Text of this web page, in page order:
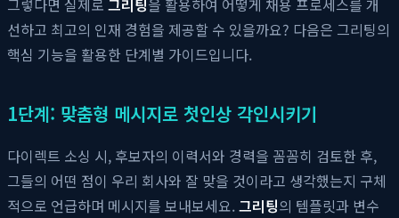
선하고 최고의 인재 경험을 제공할 수 있을까요? 다음은 그리팅의
핵심 기능을 활용한 단계별 가이드입니다.
1단계: 맞춤형 메시지로 첫인상 각인시키기
다이렉트 소싱 시, 후보자의 이력서와 경력을 꼼꼼히 검토한 후,
그들의 어떤 점이 우리 회사와 잘 맞을 것이라고 생각했는지 구체
적으로 언급하며 메시지를 보내보세요.그리팅의 템플릿과 변수